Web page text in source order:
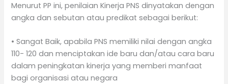
Menurut PP ini, penilaian Kinerja PNS dinyatakan dengan
angka dan sebutan atau predikat sebagai berikut:
• Sangat Baik, apabila PNS memiliki nilai dengan angka
110- 120 dan menciptakan ide baru dan/atau cara baru
dalam peningkatan kinerja yang memberi manfaat
bagi organisasi atau negara